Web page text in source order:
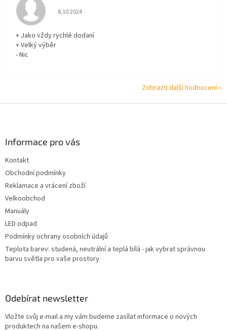
Hodnocení obchodu je 5 z 5 hvězdiček.
8.10.2024
+ Jako vždy rychlé dodaní
+ Velký výběr
- Nic
Zobrazit další hodnocení
Informace pro vás
Kontakt
Obchodní podmínky
Reklamace a vrácení zboží
Velkoobchod
Manuály
LED odpad
Podmínky ochrany osobních údajů
Teplota barev: studená, neutrální a teplá bílá - jak vybrat správnou
barvu světla pro vaše prostory
Odebírat newsletter
Vložte svůj e-mail a my vám budeme zasílat informace o nových
produktech na našem e-shopu.